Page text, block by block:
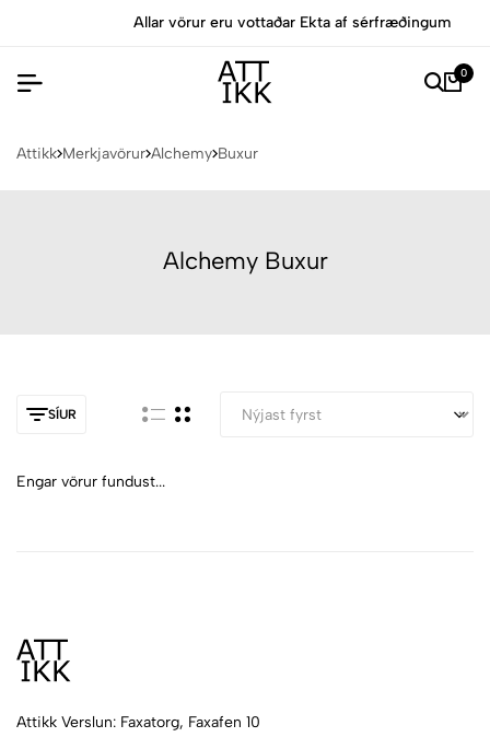
Allar vörur eru vottaðar Ekta af sérfræðingum
0
Attikk Merkjavörur Alchemy Buxur
Alchemy Buxur
SÍUR
Engar vörur fundust...
Attikk Verslun: Faxatorg, Faxafen 10